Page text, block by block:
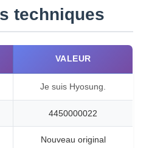
techniques
VALEUR
Je suis Hyosung.
4450000022
Nouveau original